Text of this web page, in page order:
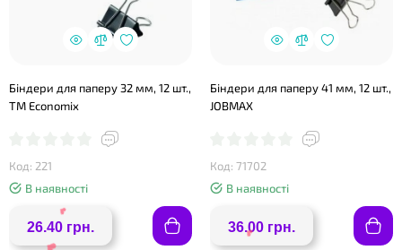
Біндери для паперу 32 мм, 12 шт.,
TM Economix
Код: 221
В наявності
26.40 грн.
Біндери для паперу 41 мм, 12 шт.,
JOBMAX
Код: 71702
В наявності
36.00 грн.
❤